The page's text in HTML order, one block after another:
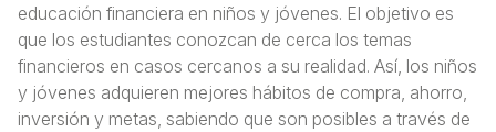
educación financiera en niños y jóvenes. El objetivo es
que los estudiantes conozcan de cerca los temas
financieros en casos cercanos a su realidad. Así, los niños
y jóvenes adquieren mejores hábitos de compra, ahorro,
inversión y metas, sabiendo que son posibles a través de